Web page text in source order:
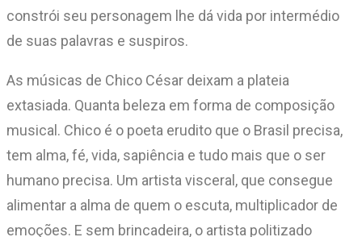
constrói seu personagem lhe dá vida por intermédio
de suas palavras e suspiros.
As músicas de Chico César deixam a plateia
extasiada. Quanta beleza em forma de composição
musical. Chico é o poeta erudito que o Brasil precisa,
tem alma, fé, vida, sapiência e tudo mais que o ser
humano precisa. Um artista visceral, que consegue
alimentar a alma de quem o escuta, multiplicador de
emoções. E sem brincadeira, o artista politizado